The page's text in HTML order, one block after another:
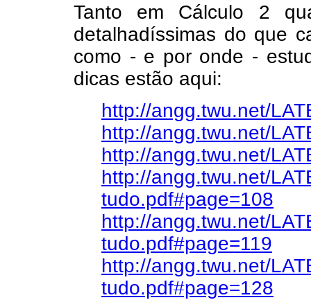
Tanto em Cálculo 2
detalhadíssimas do que
como - e por onde -
dicas estão aqui:
http://angg.twu.net/
http://angg.twu.net/
http://angg.twu.net/
http://angg.twu.net/
tudo.pdf#page=108
http://angg.twu.net/
tudo.pdf#page=119
http://angg.twu.net/
tudo.pdf#page=128